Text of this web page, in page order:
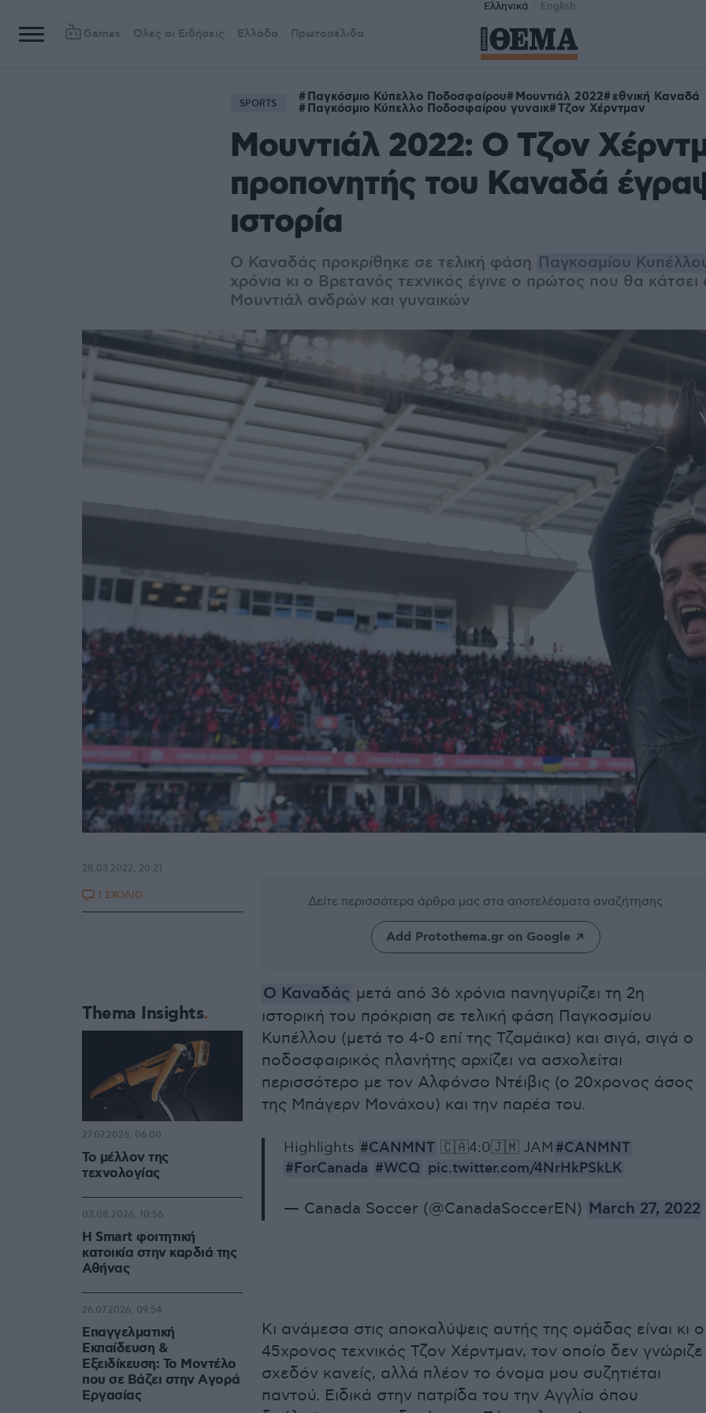
Ελληνικά English
Games Όλες οι Ειδήσεις Ελλάδα Πρωτοσέλιδα
SPORTS Παγκόσμιο Κύπελλο Ποδοσφαίρου Μουντιάλ 2022 εθνική Καναδά
Παγκόσμιο Κύπελλο Ποδοσφαίρου γυναικ Τζον Χέρντμαν
Μουντιάλ 2022: Ο Τζον
προπονητής του Καναδά
ιστορία
Ο Καναδάς προκρίθηκε σε τελική φάση Παγκοσμίου
χρόνια κι ο Βρετανός τεχνικός έγινε ο πρώτος που θα
Μουντιάλ ανδρών και γυναικών
Δείτε περισσότερα άρθρα μας στα αποτελέσματα αναζήτησης
Add Protothema.gr on Google
Ο Καναδάς μετά από 36 χρόνια πανηγυρίζει τη 2η
ιστορική του πρόκριση σε τελική φάση Παγκοσμίου
Κυπέλλου (μετά το 4-0 επί της Τζαμάικα) και σιγά, σιγά ο
ποδοσφαιρικός πλανήτης αρχίζει να ασχολείται
περισσότερο με τον Αλφόνσο Ντέιβις (ο 20χρονος άσος
της Μπάγερν Μονάχου) και την παρέα του.
Highlights #CANMNT 🇨🇦4:0🇯🇲 JAM #CANMNT
#ForCanada #WCQ pic.twitter.com/4NrHkPSkLK
— Canada Soccer (@CanadaSoccerEN) March 27, 2022
Κι ανάμεσα στις αποκαλύψεις αυτής της ομάδας είναι κι ο
45χρονος τεχνικός Τζον Χέρντμαν, τον οποίο δεν γνώριζε
σχεδόν κανείς, αλλά πλέον το όνομα μου συζητιέται
παντού. Ειδικά στην πατρίδα του την Αγγλία όπου
28.03.2022, 20:21
1 ΣΧΟΛΙΟ
Thema Insights
Το μέλλον της
τεχνολογίας
27.07.2026, 06:00
Η Smart φοιτητική
κατοικία στην καρδιά της
Αθήνας
03.08.2026, 10:56
Επαγγελματική
Εκπαίδευση &
Εξειδίκευση: Το Mοντέλο
που σε Bάζει στην Aγορά
Eργασίας
26.07.2026, 09:54